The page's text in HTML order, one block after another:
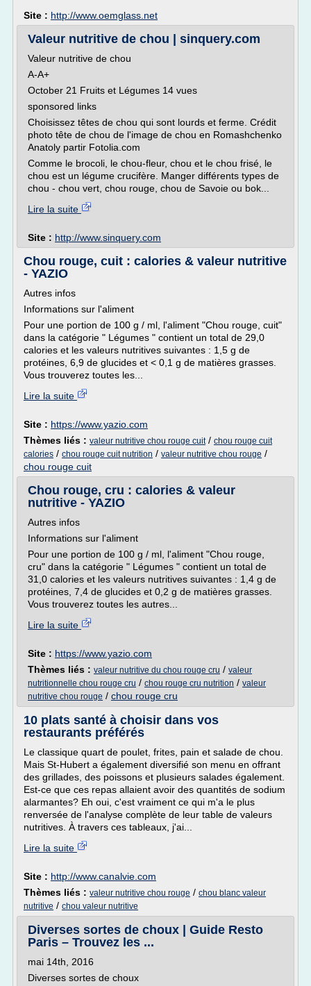
Site : http://www.oemglass.net
Valeur nutritive de chou | sinquery.com
Valeur nutritive de chou
A-A+
October 21 Fruits et Légumes 14 vues
sponsored links
Choisissez têtes de chou qui sont lourds et ferme. Crédit
photo tête de chou de l'image de chou en Romashchenko
Anatoly partir Fotolia.com
Comme le brocoli, le chou-fleur, chou et le chou frisé, le
chou est un légume crucifère. Manger différents types de
chou - chou vert, chou rouge, chou de Savoie ou bok...
Lire la suite
Site : http://www.sinquery.com
Chou rouge, cuit : calories & valeur nutritive
- YAZIO
Autres infos
Informations sur l'aliment
Pour une portion de 100 g / ml, l'aliment "Chou rouge, cuit"
dans la catégorie " Légumes " contient un total de 29,0
calories et les valeurs nutritives suivantes : 1,5 g de
protéines, 6,9 de glucides et < 0,1 g de matières grasses.
Vous trouverez toutes les...
Lire la suite
Site : https://www.yazio.com
Thèmes liés : valeur nutritive chou rouge cuit/ chou rouge cuit
calories / chou rouge cuit nutrition / valeur nutritive chou rouge /
chou rouge cuit
Chou rouge, cru : calories & valeur
nutritive - YAZIO
Autres infos
Informations sur l'aliment
Pour une portion de 100 g / ml, l'aliment "Chou rouge,
cru" dans la catégorie " Légumes " contient un total de
31,0 calories et les valeurs nutritives suivantes : 1,4 g de
protéines, 7,4 de glucides et 0,2 g de matières grasses.
Vous trouverez toutes les autres...
Lire la suite
Site : https://www.yazio.com
Thèmes liés : valeur nutritive du chou rouge cru / valeur
nutritionnelle chou rouge cru / chou rouge cru nutrition / valeur
nutritive chou rouge / chou rouge cru
10 plats santé à choisir dans vos
restaurants préférés
Le classique quart de poulet, frites, pain et salade de chou.
Mais St-Hubert a également diversifié son menu en offrant
des grillades, des poissons et plusieurs salades également.
Est-ce que ces repas allaient avoir des quantités de sodium
alarmantes? Eh oui, c'est vraiment ce qui m'a le plus
renversée de l'analyse complète de leur table de valeurs
nutritives. À travers ces tableaux, j'ai...
Lire la suite
Site : http://www.canalvie.com
Thèmes liés : valeur nutritive chou rouge / chou blanc valeur
nutritive / chou valeur nutritive
Diverses sortes de choux | Guide Resto
Paris – Trouvez les ...
mai 14th, 2016
Diverses sortes de choux